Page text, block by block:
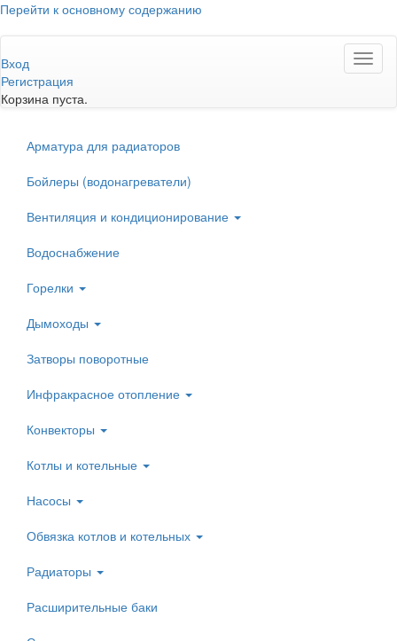
Перейти к основному содержанию
Вход
Регистрация
Корзина пуста.
Арматура для радиаторов
Бойлеры (водонагреватели)
Вентиляция и кондиционирование
Водоснабжение
Горелки
Дымоходы
Затворы поворотные
Инфракрасное отопление
Конвекторы
Котлы и котельные
Насосы
Обвязка котлов и котельных
Радиаторы
Расширительные баки